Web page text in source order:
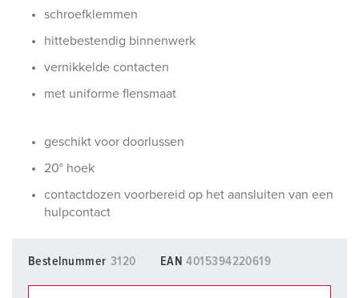
schroefklemmen
hittebestendig binnenwerk
vernikkelde contacten
met uniforme flensmaat
geschikt voor doorlussen
20° hoek
contactdozen voorbereid op het aansluiten van een
hulpcontact
Bestelnummer 3120 EAN 4015394220619